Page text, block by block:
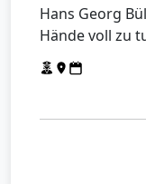
Hans Georg
Hände voll zu